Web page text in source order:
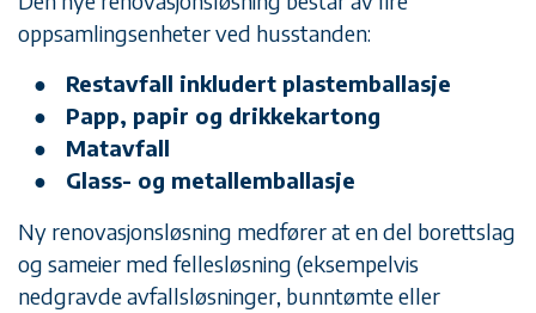
oppsamlingsenheter ved husstanden:
Restavfall inkludert plastemballasje
Papp, papir og drikkekartong
Matavfall
Glass- og metallemballasje
Ny renovasjonsløsning medfører at en del borettslag
og sameier med fellesløsning (eksempelvis
nedgravde avfallsløsninger, bunntømte eller